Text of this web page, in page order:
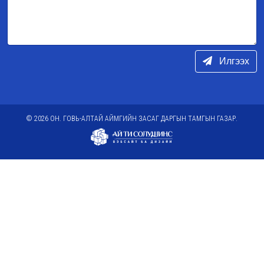
Илгээх
© 2026 ОН. ГОВЬ-АЛТАЙ АЙМГИЙН ЗАСАГ ДАРГЫН ТАМГЫН ГАЗАР.